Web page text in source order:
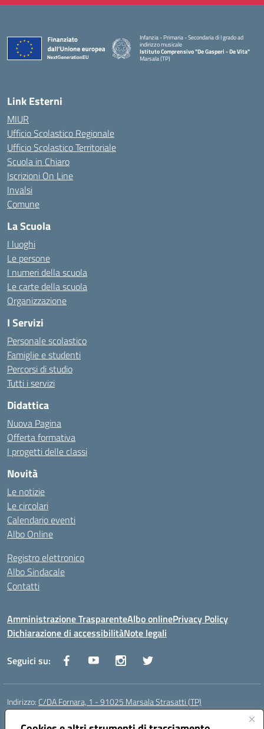
Infanzia - Primaria - Secondaria di I grado ad
indirizzo musicale
Istituto Comprensivo "De Gasperi - De Vita"
Marsala (TP)
Link Esterni
MIUR
Ufficio Scolastico Regionale
Ufficio Scolastico Territoriale
Scuola in Chiaro
Iscrizioni On Line
Invalsi
Comune
La Scuola
I luoghi
Le persone
I numeri della scuola
Le carte della scuola
Organizzazione
I Servizi
Personale scolastico
Famiglie e studenti
Percorsi di studio
Tutti i servizi
Didattica
Nuova Pagina
Offerta formativa
I progetti delle classi
Novità
Le notizie
Le circolari
Calendario eventi
Albo Online
Registro elettronico
Albo Sindacale
Contatti
Amministrazione TrasparenteAlbo onlinePrivacy Policy
Dichiarazione di accessibilitàNote legali
Seguici su:
Indirizzo: C/DA Fornara, 1 - 91025 Marsala Strasatti (TP)
Centralino:
Posta elettronica certificata (PEC):tpic81600v@pec.istruzione.it